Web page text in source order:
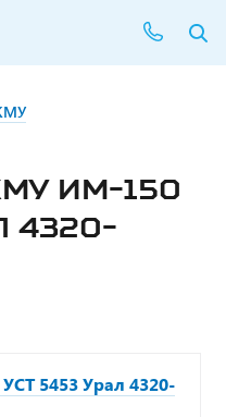
ИМ-150
4320-
5453 Урал 4320-